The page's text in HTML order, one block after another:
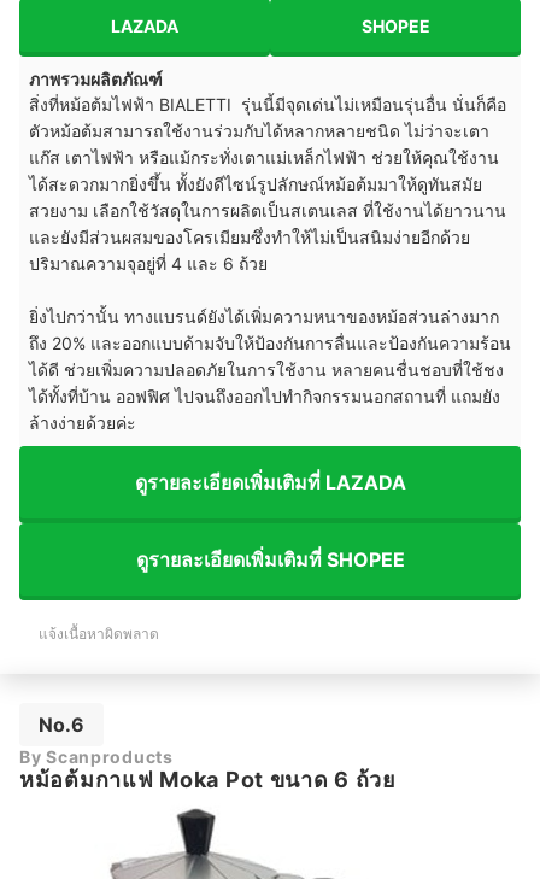
LAZADA SHOPEE
ภาพรวมผลิตภัณฑ์
สิ่งที่หม้อต้มไฟฟ้า BIALETTI รุ่นนี้มีจุดเด่นไม่เหมือนรุ่นอื่น นั่นก็คือ
ตัวหม้อต้มสามารถใช้งานร่วมกับได้หลากหลายชนิด ไม่ว่าจะเตา
แก๊ส เตาไฟฟ้า หรือแม้กระทั่งเตาแม่เหล็กไฟฟ้า ช่วยให้คุณใช้งาน
ได้สะดวกมากยิ่งขึ้น ทั้งยังดีไซน์รูปลักษณ์หม้อต้มมาให้ดูทันสมัย
สวยงาม เลือกใช้วัสดุในการผลิตเป็นสเตนเลส ที่ใช้งานได้ยาวนาน
และยังมีส่วนผสมของโครเมียมซึ่งทำให้ไม่เป็นสนิมง่ายอีกด้วย
ปริมาณความจุอยู่ที่ 4 และ 6 ถ้วย
ยิ่งไปกว่านั้น ทางแบรนด์ยังได้เพิ่มความหนาของหม้อส่วนล่างมาก
ถึง 20% และออกแบบด้ามจับให้ป้องกันการลื่นและป้องกันความร้อน
ได้ดี ช่วยเพิ่มความปลอดภัยในการใช้งาน หลายคนชื่นชอบที่ใช้ชง
ได้ทั้งที่บ้าน ออฟฟิศ ไปจนถึงออกไปทำกิจกรรมนอกสถานที่ แถมยัง
ล้างง่ายด้วยค่ะ
ดูรายละเอียดเพิ่มเติมที่ LAZADA
ดูรายละเอียดเพิ่มเติมที่ SHOPEE
แจ้งเนื้อหาผิดพลาด
No.6
By Scanproducts
หม้อต้มกาแฟ Moka Pot ขนาด 6 ถ้วย